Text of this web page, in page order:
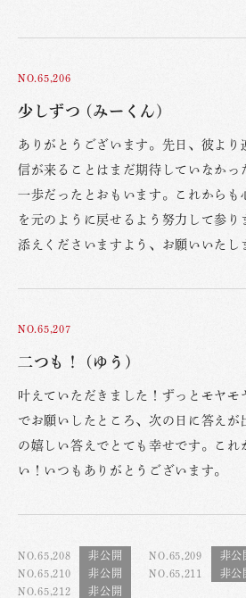
NO.65,206
少しずつ (みーくん)
ありがとうございます。先日、彼より
信が来ることはまだ期待していなかっ
一歩だったとおもいます。これからも
を元のように戻せるよう努力して参り
添えくださいますよう、お願いいたし
NO.65,207
二つも！ (ゆう)
叶えていただきました！ずっとモヤモ
でお願いしたところ、次の日に答えが
の嬉しい答えでとても幸せです。これ
い！いつもありがとうございます。
NO.65,208
NO.65,209
NO.65,210
NO.65,211
NO.65,212